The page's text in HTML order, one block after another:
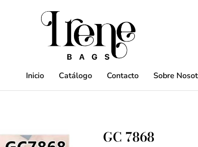
Inicio Catálogo Contacto Sobre
GC 7868